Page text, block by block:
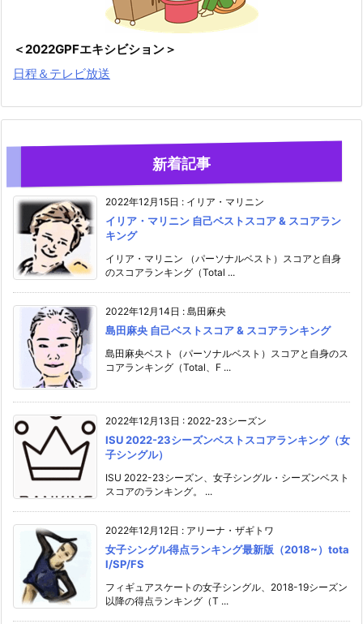
＜2022GPFエキシビション＞
日程＆テレビ放送
新着記事
2022年12月15日 : イリア・マリニン
イリア・マリニン 自己ベストスコア & スコアラン
キング
イリア・マリニン （パーソナルベスト）スコアと自身
のスコアランキング（Total ...
2022年12月14日 : 島田麻央
島田麻央 自己ベストスコア & スコアランキング
島田麻央ベスト（パーソナルベスト）スコアと自身のス
コアランキング（Total、F ...
2022年12月13日 : 2022-23シーズン
ISU 2022-23シーズンベストスコアランキング（女
子シングル）
ISU 2022-23シーズン、女子シングル・シーズンベスト
スコアのランキング。 ...
2022年12月12日 : アリーナ・ザギトワ
女子シングル得点ランキング最新版（2018~）tota
l/SP/FS
フィギュアスケートの女子シングル、2018-19シーズン
以降の得点ランキング（T ...